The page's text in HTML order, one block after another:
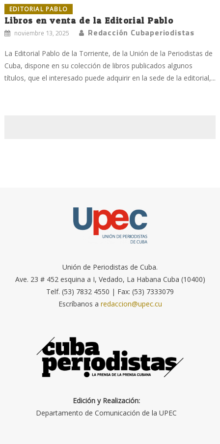
EDITORIAL PABLO
Libros en venta de la Editorial Pablo
noviembre 13, 2025 Redacción Cubaperiodistas
La Editorial Pablo de la Torriente, de la Unión de la Periodistas de
Cuba, dispone en su colección de libros publicados algunos
títulos, que el interesado puede adquirir en la sede de la editorial,...
Unión de Periodistas de Cuba.
Ave. 23 # 452 esquina a I, Vedado, La Habana Cuba (10400)
Telf. (53) 7832 4550 | Fax: (53) 7333079
Escríbanos a redaccion@upec.cu
Edición y Realización:
Departamento de Comunicación de la UPEC